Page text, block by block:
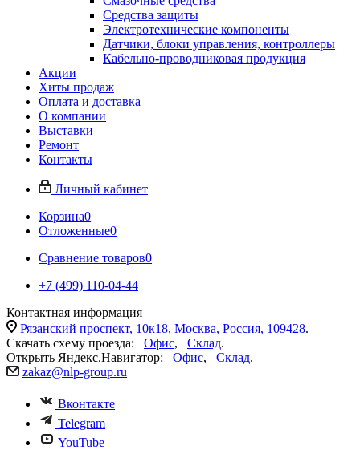
Средства защиты
Электротехнические компоненты
Датчики, блоки управления, контроллеры
Кабельно-проводниковая продукция
Акции
Хиты продаж
Оплата и доставка
О компании
Выставки
Ремонт
Контакты
Личный кабинет
Корзина0
Отложенные0
Сравнение товаров0
+7 (499) 110-04-44
Контактная информация
Рязанский проспект, 10к18, Москва, Россия, 109428.
Скачать схему проезда: Офис, Склад.
Открыть Яндекс.Навигатор: Офис, Склад.
zakaz@nlp-group.ru
Вконтакте
Telegram
YouTube